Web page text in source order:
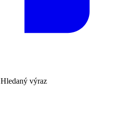
Hledaný výraz